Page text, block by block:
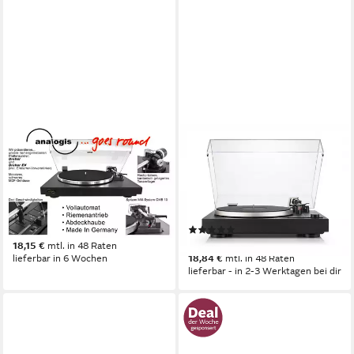
ANALOGIS
Analogis Vollautomatischer
Plattenspieler ohne
Entzerrer-Vorverstärker
Plattenspieler
625,00 €
18,15 € mtl. in 48 Raten
lieferbar in 6 Wochen
DUAL
CS 518 Plattenspieler
(Riemenantrieb, abschaltbarer
Phono-Vorverstärker, manuell,
schwarz)
ab 649,00 €
18,84 € mtl. in 48 Raten
lieferbar - in 2-3 Werktagen bei dir